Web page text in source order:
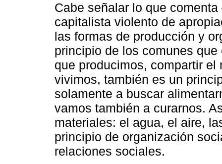
Cabe señalar lo que comenta
capitalista violento de
las formas de producción y
principio de los comunes
que producimos, compartir
vivimos, también es un
solamente a buscar
vamos también a curarnos.
materiales: el agua, el aire,
principio de organización
relaciones sociales.